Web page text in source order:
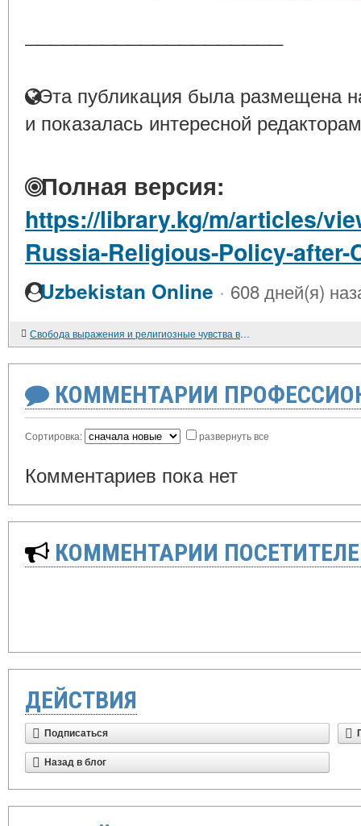
Эта публикация была размещена
и показалась интересной
Полная версия:
https://library.kg/m/articles/
Russia-Religious-Policy-after-
Uzbekistan Online · 608 дней(я)
Свобода выражения и религиозные чувства в плюралистических обществах: проблема экстремальных высказываний
КОММЕНТАРИИ
Сортировка: развернуть все
Комментариев пока нет
КОММЕНТАРИИ
ДЕЙСТВИЯ
Подписаться
Назад в блог